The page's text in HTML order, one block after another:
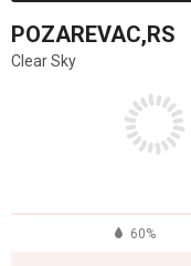
POZAREVAC,RS
Clear Sky
60%